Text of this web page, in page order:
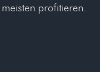
profitieren.